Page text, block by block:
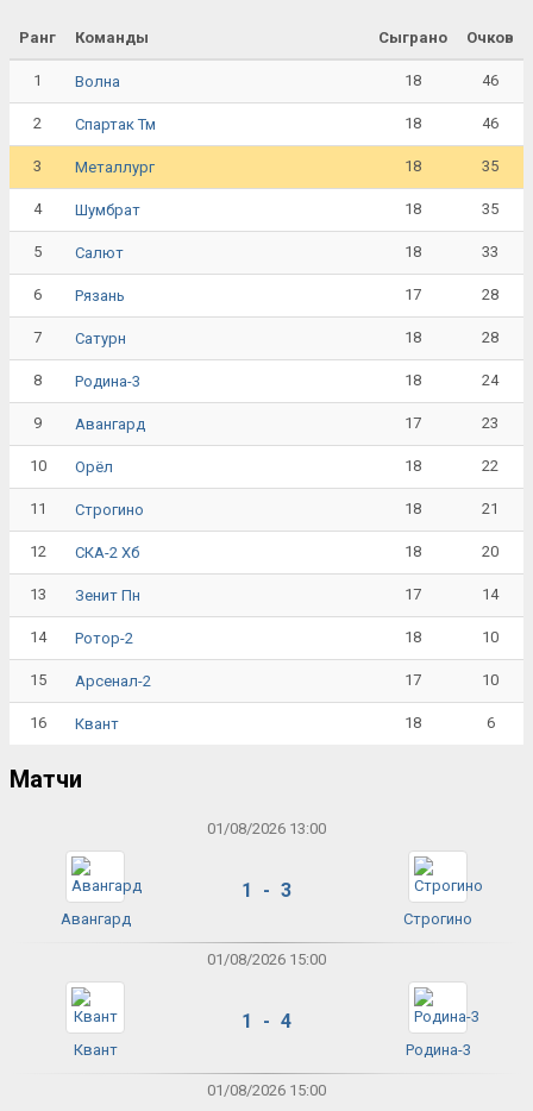
Ранг Команды Сыграно Очков
1 Волна 18 46
2 Спартак Тм 18 46
3 Металлург 18 35
4 Шумбрат 18 35
5 Салют 18 33
6 Рязань 17 28
7 Сатурн 18 28
8 Родина-3 18 24
9 Авангард 17 23
10 Орёл 18 22
11 Строгино 18 21
12 СКА-2 Хб 18 20
13 Зенит Пн 17 14
14 Ротор-2 18 10
15 Арсенал-2 17 10
16 Квант 18 6
Матчи
01/08/2026 13:00
Авангард
1 - 3
Строгино
01/08/2026 15:00
Квант
1 - 4
Родина-3
01/08/2026 15:00